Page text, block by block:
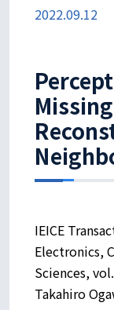
2022.09.12
IEICE
Electronics,
Sciences,
Takahiro